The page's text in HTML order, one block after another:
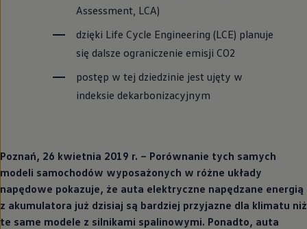
Assessment, LCA)
dzięki Life Cycle Engineering (LCE) planuje
się dalsze ograniczenie emisji CO2
postęp w tej dziedzinie jest ujęty w
indeksie dekarbonizacyjnym
Poznań, 26 kwietnia 2019 r. – Porównanie tych samych
modeli samochodów wyposażonych w różne układy
napędowe pokazuje, że auta elektryczne napędzane energią
z akumulatora już dzisiaj są bardziej przyjazne dla klimatu niż
te same modele z silnikami spalinowymi. Ponadto, auta